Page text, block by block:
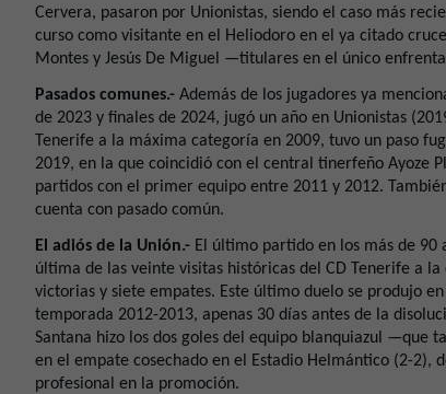
Cervera, pasaron por Unionistas, siendo el caso más
curso como visitante en el Heliodoro en el ya citado
Montes y Jesús De Miguel —titulares en el único
Pasados comunes.- Además de los jugadores ya
de 2023 y finales de 2024, jugó un año en Unionistas
Tenerife a la máxima categoría en 2009, tuvo un paso
2019, en la que coincidió con el central tinerfeño Ayoze
partidos con el primer equipo entre 2011 y 2012.
cuenta con pasado común.
El adiós de la Unión.- El último partido en los más de 90
última de las veinte visitas históricas del CD Tenerife a
victorias y siete empates. Este último duelo se produjo
temporada 2012-2013, apenas 30 días antes de la
Santana hizo los dos goles del equipo blanquiazul —que
en el empate cosechado en el Estadio Helmántico (2-2),
profesional en la promoción.